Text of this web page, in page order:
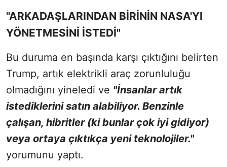
"ARKADAŞLARINDAN BİRİNİN NASA'YI
YÖNETMESİNİ İSTEDİ"
Bu duruma en başında karşı çıktığını belirten
Trump, artık elektrikli araç zorunluluğu
olmadığını yineledi ve "İnsanlar artık
istediklerini satın alabiliyor. Benzinle
çalışan, hibritler (ki bunlar çok iyi gidiyor)
veya ortaya çıktıkça yeni teknolojiler."
yorumunu yaptı.